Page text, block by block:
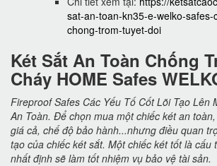
sat-an-toan-kn35-e-welko-
chong-trom-tuyet-doi
Két Sắt An Toàn Chống
Cháy HOME Safes
Fireproof Safes Các Yếu Tố Cốt Lõi Tạo Lên
An Toàn. Để chọn mua một chiếc két an
giá cả, chế độ bảo hành...nhưng điều quan
tạo của chiếc két sắt. Một chiếc két tốt là cấu
nhất định sẽ làm tốt nhiệm vụ bảo vệ tài sản.